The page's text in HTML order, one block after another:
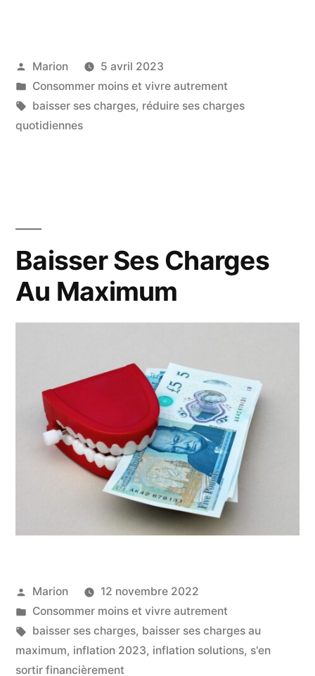
Quotidiennes »
Publié
par
Marion
5 avril 2023
Publié
dans
Consommer moins et vivre autrement
Étiquettes :
baisser ses charges, réduire ses charges
quotidiennes
Baisser Ses Charges
Au Maximum
Publié
par
Marion
12 novembre 2022
Publié
dans
Consommer moins et vivre autrement
Étiquettes :
baisser ses charges, baisser ses charges au
maximum, inflation 2023, inflation solutions, s'en
sortir financièrement